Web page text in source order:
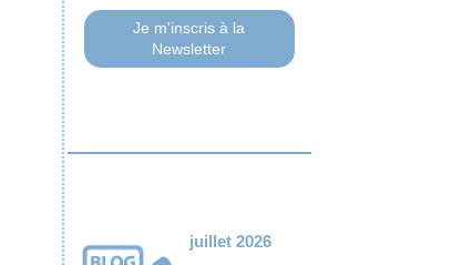
juillet 2026